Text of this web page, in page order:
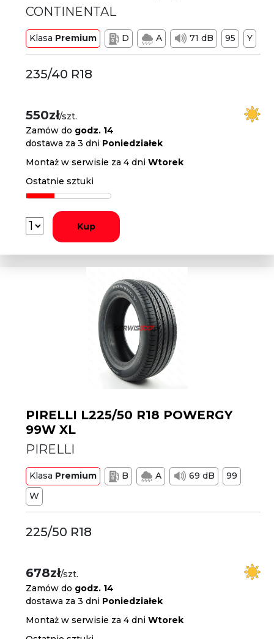
CONTINENTAL
Klasa Premium D A 71 dB 95 Y
235/40 R18
550zł/szt.
Zamów do godz. 14
dostawa za 3 dni Poniedziałek
Montaż w serwisie za 4 dniWtorek
Ostatnie sztuki
Kup
PIRELLI L225/50 R18 POWERGY
99W XL
PIRELLI
Klasa Premium B A 69 dB
99
W
225/50 R18
678zł/szt.
Zamów do godz. 14
dostawa za 3 dni Poniedziałek
Montaż w serwisie za 4 dniWtorek